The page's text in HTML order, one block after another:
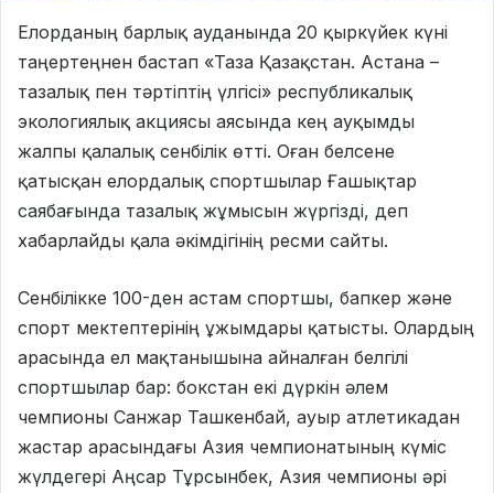
Елорданың барлық ауданында 20 қыркүйек күні
таңертеңнен бастап «Таза Қазақстан. Астана –
тазалық пен тәртіптің үлгісі» республикалық
экологиялық акциясы аясында кең ауқымды
жалпы қалалық сенбілік өтті. Оған белсене
қатысқан елордалық спортшылар Ғашықтар
саябағында тазалық жұмысын жүргізді, деп
хабарлайды қала әкімдігінің ресми сайты.
Сенбілікке 100-ден астам спортшы, бапкер және
спорт мектептерінің ұжымдары қатысты. Олардың
арасында ел мақтанышына айналған белгілі
спортшылар бар: бокстан екі дүркін әлем
чемпионы Санжар Ташкенбай, ауыр атлетикадан
жастар арасындағы Азия чемпионатының күміс
жүлдегері Аңсар Тұрсынбек, Азия чемпионы әрі